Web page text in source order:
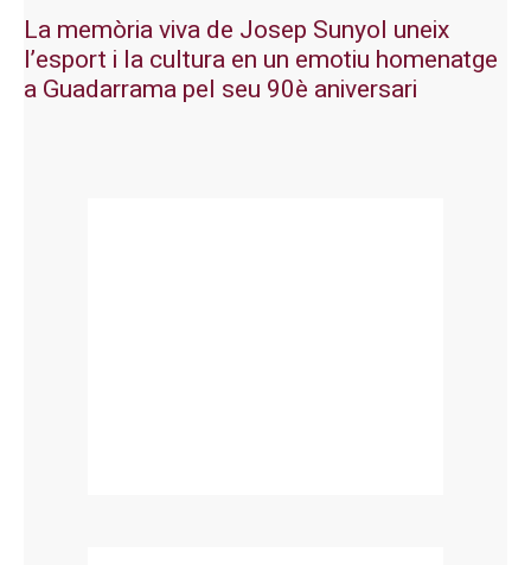
La memòria viva de Josep Sunyol uneix
l’esport i la cultura en un emotiu homenatge
a Guadarrama pel seu 90è aniversari